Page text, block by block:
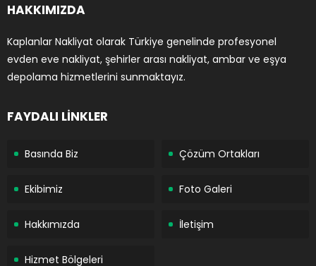
HAKKIMIZDA
Kaplanlar Nakliyat olarak Türkiye genelinde profesyonel
evden eve nakliyat, şehirler arası nakliyat, ambar ve eşya
depolama hizmetlerini sunmaktayız.
FAYDALI LİNKLER
Basında Biz Çözüm Ortakları
Ekibimiz Foto Galeri
Hakkımızda İletişim
Hizmet Bölgeleri